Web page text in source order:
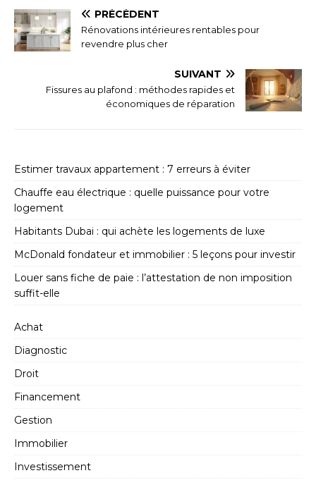
PRÉCÉDENT
Rénovations intérieures rentables pour
revendre plus cher
SUIVANT
Fissures au plafond : méthodes rapides et
économiques de réparation
Estimer travaux appartement : 7 erreurs à éviter
Chauffe eau électrique : quelle puissance pour votre
logement
Habitants Dubai : qui achète les logements de luxe
McDonald fondateur et immobilier : 5 leçons pour investir
Louer sans fiche de paie : l’attestation de non imposition
suffit-elle
Achat
Diagnostic
Droit
Financement
Gestion
Immobilier
Investissement